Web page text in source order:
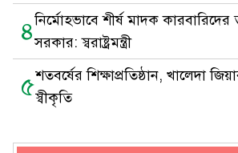
৪নির্মোহভাবে শীর্ষ মাদক
সরকার: স্বরাষ্ট্রমন্ত্রী
৫শতবর্ষের শিক্ষাপ্রতিষ্ঠান, খালেদা
স্বীকৃতি